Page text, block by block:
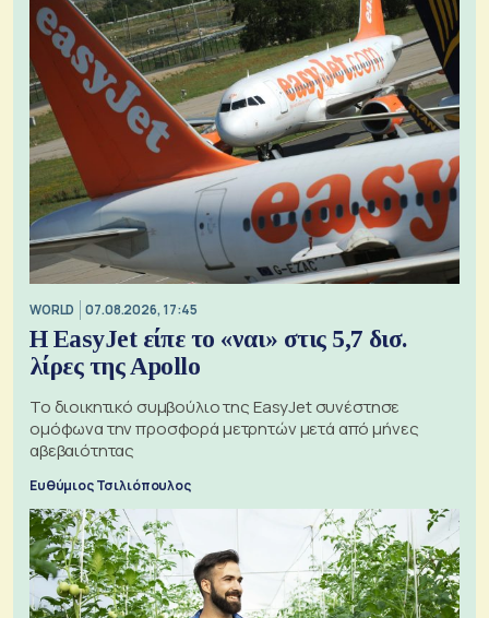
WORLD 07.08.2026, 17:45
Η EasyJet είπε το «ναι» στις 5,7 δισ.
λίρες της Apollo
Το διοικητικό συμβούλιο της EasyJet συνέστησε
ομόφωνα την προσφορά μετρητών μετά από μήνες
αβεβαιότητας
Ευθύμιος Τσιλιόπουλος